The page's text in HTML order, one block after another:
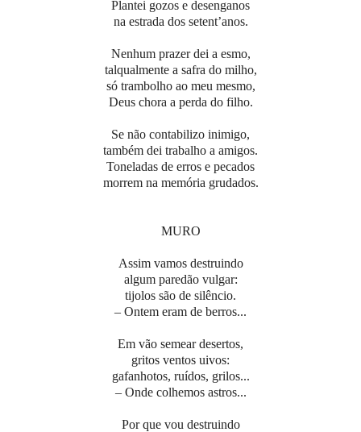
Plantei gozos e desenganos
na estrada dos setent’anos.
Nenhum prazer dei a esmo,
talqualmente a safra do milho,
só trambolho ao meu mesmo,
Deus chora a perda do filho.
Se não contabilizo inimigo,
também dei trabalho a amigos.
Toneladas de erros e pecados
morrem na memória grudados.
MURO
Assim vamos destruindo
algum paredão vulgar:
tijolos são de silêncio.
– Ontem eram de berros...
Em vão semear desertos,
gritos ventos uivos:
gafanhotos, ruídos, grilos...
– Onde colhemos astros...
Por que vou destruindo